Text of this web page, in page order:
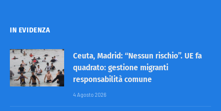
IN EVIDENZA
Ceuta, Madrid: “Nessun rischio”. UE fa
quadrato: gestione migranti
responsabilità comune
4 Agosto 2026